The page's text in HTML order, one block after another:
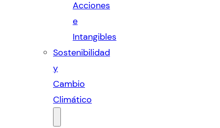
Acciones
e
Intangibles
Sostenibilidad
y
Cambio
Climático